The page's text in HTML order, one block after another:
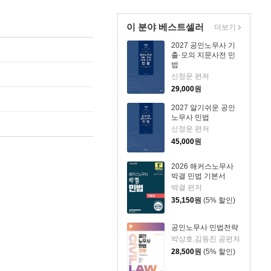
이 분야 베스트셀러
2027 공인노무사 기
출·모의 지문사전 민
법
신정운 편저
29,000원
2027 알기쉬운 공인
노무사 민법
신정운 편저
45,000원
2026 해커스노무사
박결 민법 기본서
박결 편저
35,150원 (5% 할인)
공인노무사 민법전략
박상호,김동진 공편저
28,500원 (5% 할인)
더보기